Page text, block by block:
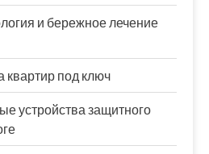
и бережное лечение
квартир под ключ
устройства защитного